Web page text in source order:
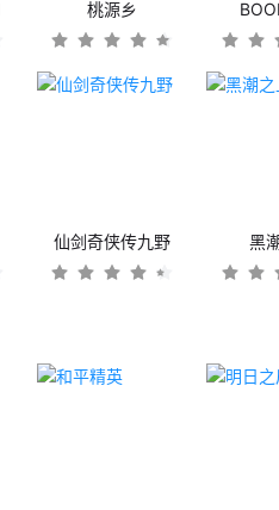
桃源乡
仙剑奇侠传九野 黑